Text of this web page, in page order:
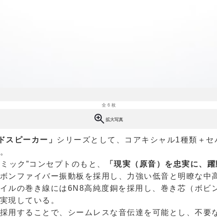
全 6 枚
拡大写真
スピーカー」
シリーズとして、コアキシャル1種類＋
ック”コンセプトのもと、
「現実（原音）を忠実に、
ンファイバー振動板を採用し、力強い低音と明瞭な
ルの巻き線には6N8高純度銅を採用し、巻き芯（ボ
現している。
用することで、シームレスな音伝達を可能とし、不